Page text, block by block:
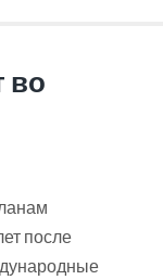
во
после